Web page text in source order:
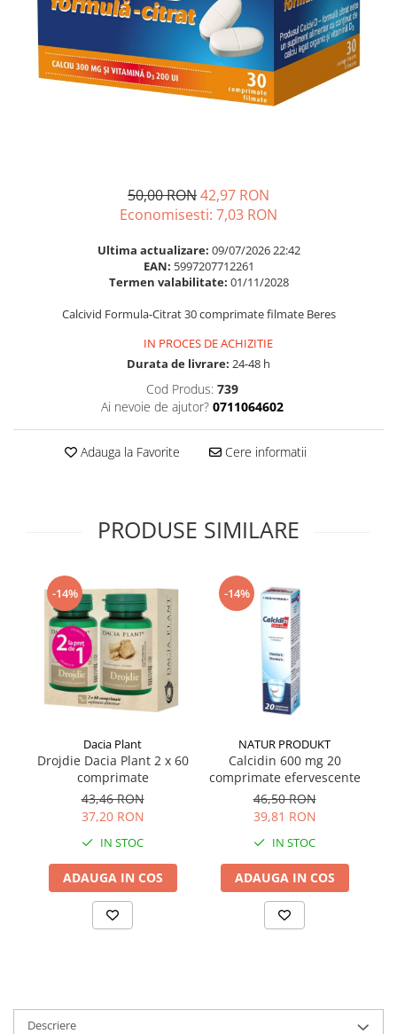
Omega 3
Par si unghii
Probiotice si prebiotice
Slabire si control greutate
Somn stres si anxietate
Supliment Calciu
Supliment Complexe
Supliment Vitamina B
Supliment Vitamina D3
Tuse gat si respiratie
Ingrijire par
Balsam masca si tratament
Produse cu SPF Pentru Fata
Repelenti insecte
50,00 RON42,97 RON
Economisesti: 7,03 RON
Ultima actualizare: 09/07/2026 22:42
EAN: 5997207712261
Termen valabilitate: 01/11/2028
Calcivid Formula-Citrat 30 comprimate filmate Beres
IN PROCES DE ACHIZITIE
Durata de livrare: 24-48 h
Cod Produs: 739
Ai nevoie de ajutor? 0711064602
Adauga la Favorite Cere informatii
PRODUSE SIMILARE
-14%
Dacia Plant
Drojdie Dacia Plant 2 x 60
comprimate
43,46 RON
37,20 RON
IN STOC
ADAUGA IN COS
-14%
NATUR PRODUKT
Calcidin 600 mg 20
comprimate efervescente
46,50 RON
39,81 RON
IN STOC
ADAUGA IN COS
Descriere